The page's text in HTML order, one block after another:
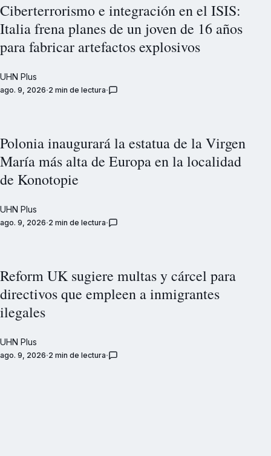
Ciberterrorismo e integración en el ISIS:
Italia frena planes de un joven de 16 años
para fabricar artefactos explosivos
UHN Plus
ago. 9, 2026 2 min de lectura
Polonia inaugurará la estatua de la Virgen
María más alta de Europa en la localidad
de Konotopie
UHN Plus
ago. 9, 2026 2 min de lectura
Reform UK sugiere multas y cárcel para
directivos que empleen a inmigrantes
ilegales
UHN Plus
ago. 9, 2026 2 min de lectura